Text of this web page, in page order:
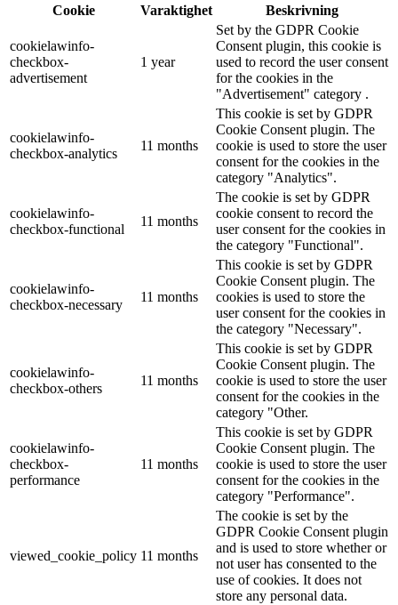
Cookie
Varaktighet Beskrivning
cookielawinfo-
checkbox-
advertisement
1 year
Set by the GDPR Cookie
Consent plugin, this cookie is
used to record the user consent
for the cookies in the
"Advertisement" category .
cookielawinfo-
checkbox-analytics
11 months
This cookie is set by GDPR
Cookie Consent plugin. The
cookie is used to store the user
consent for the cookies in the
category "Analytics".
cookielawinfo-
checkbox-functional
11 months
The cookie is set by GDPR
cookie consent to record the
user consent for the cookies in
the category "Functional".
cookielawinfo-
checkbox-necessary
11 months
This cookie is set by GDPR
Cookie Consent plugin. The
cookies is used to store the
user consent for the cookies in
the category "Necessary".
cookielawinfo-
checkbox-others
11 months
This cookie is set by GDPR
Cookie Consent plugin. The
cookie is used to store the user
consent for the cookies in the
category "Other.
cookielawinfo-
checkbox-
performance
11 months
This cookie is set by GDPR
Cookie Consent plugin. The
cookie is used to store the user
consent for the cookies in the
category "Performance".
viewed_cookie_policy 11 months
The cookie is set by the
GDPR Cookie Consent plugin
and is used to store whether or
not user has consented to the
use of cookies. It does not
store any personal data.